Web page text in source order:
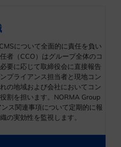
について全面的に責任を負い
者（CCO）はグループ全体のコ
要に応じて取締役会に直接報告
プライアンス担当者と現地コン
の地域および会社においてコン
割を担います。NORMA Group
ス関連事項について定期的に報
の実効性を監視します。